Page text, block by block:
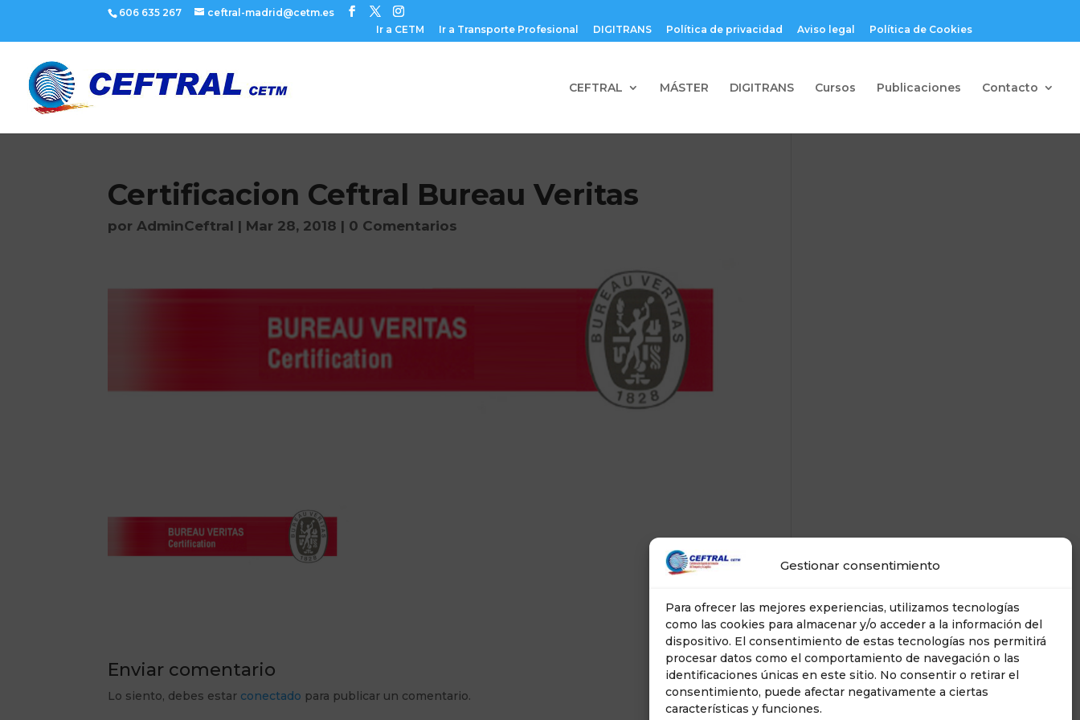
Gestionar consentimiento
Para ofrecer las mejores experiencias, utilizamos tecnologías
como las cookies para almacenar y/o acceder a la información del
dispositivo. El consentimiento de estas tecnologías nos permitirá
procesar datos como el comportamiento de navegación o las
identificaciones únicas en este sitio. No consentir o retirar el
consentimiento, puede afectar negativamente a ciertas
características y funciones.
606 635 267
ceftral-madrid@cetm.es
Ir a CETM
Ir a Transporte Profesional DIGITRANS Política de privacidad Aviso legal Política de Cookies
CEFTRAL MÁSTER DIGITRANS Cursos Publicaciones Contacto
Certificacion Ceftral Bureau Veritas
porAdminCeftral | Mar 28, 2018 | 0 Comentarios
Enviar comentario
Lo siento, debes estar conectado para publicar un comentario.